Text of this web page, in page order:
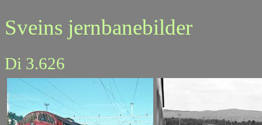
Sveins jernbanebilder
Di 3.626